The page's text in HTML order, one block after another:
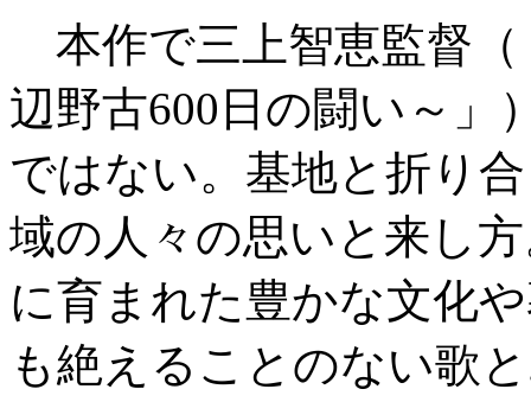
本作で三上智恵監督（
辺野古600日の闘い～」
ではない。基地と折り
域の人々の思いと来し
に育まれた豊かな文化
も絶えることのない歌